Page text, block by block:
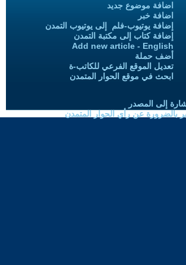
اضافة موضوع جديد
اضافة خبر
إضافة يوتيوب-فلم إلى يوتيوب التمدن
إضافة كتاب إلى مكتبة التمدن
Add new article - English
أضف حملة
تعديل الموقع الفرعي للكاتب-ة
ابحث في موقع الحوار المتمدن
إلى المصدر
بالضرورة عن رأي الحوار المتمدن